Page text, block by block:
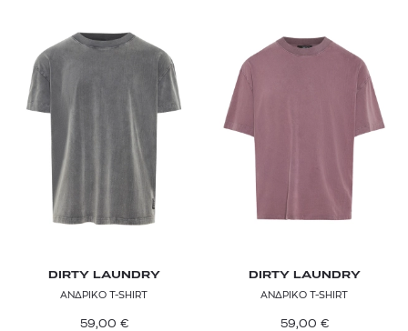
DIRTY LAUNDRY
ΑΝΔΡΙΚΟ T-SHIRT
59,00 €
DIRTY LAUNDRY
ΑΝΔΡΙΚΟ T-SHIRT
59,00 €